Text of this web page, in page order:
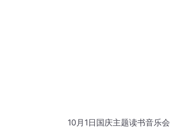
10月1日国庆主题读书音乐会